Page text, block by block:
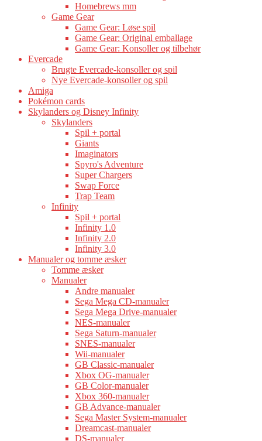
Homebrews mm
Game Gear
Game Gear: Løse spil
Game Gear: Original emballage
Game Gear: Konsoller og tilbehør
Evercade
Brugte Evercade-konsoller og spil
Nye Evercade-konsoller og spil
Amiga
Pokémon cards
Skylanders og Disney Infinity
Skylanders
Spil + portal
Giants
Imaginators
Spyro's Adventure
Super Chargers
Swap Force
Trap Team
Infinity
Spil + portal
Infinity 1.0
Infinity 2.0
Infinity 3.0
Manualer og tomme æsker
Tomme æsker
Manualer
Andre manualer
Sega Mega CD-manualer
Sega Mega Drive-manualer
NES-manualer
Sega Saturn-manualer
SNES-manualer
Wii-manualer
GB Classic-manualer
Xbox OG-manualer
GB Color-manualer
Xbox 360-manualer
GB Advance-manualer
Sega Master System-manualer
Dreamcast-manualer
DS-manualer